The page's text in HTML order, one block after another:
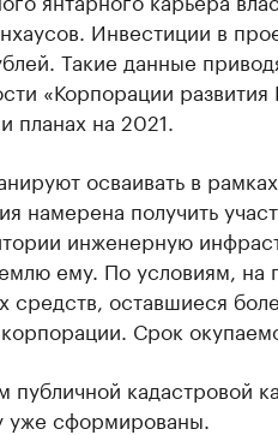
Инвестиции в
Такие данные
«Корпорации
планах на 2021.
осваивать в
намерена получить
инженерную
ему. По условиям, на
средств, оставшиеся
Срок
публичной кадастровой
уже сформированы.